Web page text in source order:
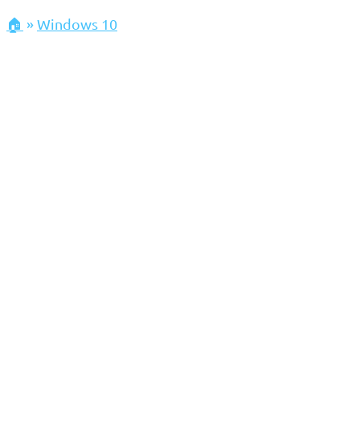
🏠 »Windows 10